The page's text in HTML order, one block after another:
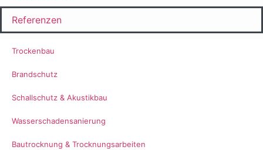
Referenzen
Trockenbau
Brandschutz
Schallschutz & Akustikbau
Wasserschadensanierung
Bautrocknung & Trocknungsarbeiten